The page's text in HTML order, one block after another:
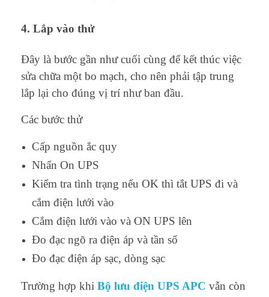
4. Lắp vào thử
Đây là bước gần như cuối cùng để kết thúc việc
sửa chữa một bo mạch, cho nên phải tập trung
lắp lại cho đúng vị trí như ban đầu.
Các bước thử
Cấp nguồn ắc quy
Nhấn On UPS
Kiểm tra tình trạng nếu OK thì tắt UPS đi và
cắm điện lưới vào
Cắm điện lưới vào và ON UPS lên
Đo đạc ngõ ra điện áp và tần số
Đo đạc điện áp sạc, dòng sạc
Trường hợp khi Bộ lưu điện UPS APC vẫn còn